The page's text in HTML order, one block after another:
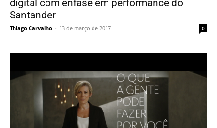
digital com ênfase em performance do
Santander
Thiago Carvalho - 13 de março de 2017 0